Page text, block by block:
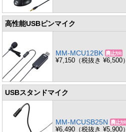
高性能USBピンマイク
MM-MCU12BK
¥7,150（税抜き ¥6,500）
USBスタンドマイク
MM-MCUSB25N
¥6,490（税抜き ¥5,900）